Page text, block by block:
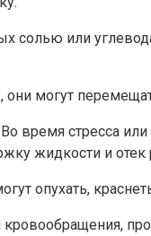
солью или
могут
время стресса
жидкости и отек
опухать,